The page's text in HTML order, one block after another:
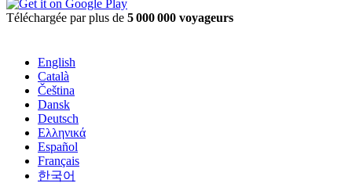
Téléchargée par plus de 5 000 000 voyageurs
English
Català
Čeština
Dansk
Deutsch
Ελληνικά
Español
Français
한국어